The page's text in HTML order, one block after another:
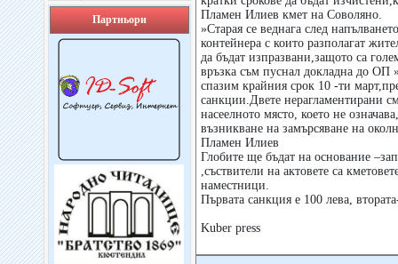
Партньори
Пламен Илиев кмет на Соволяно.
»Старая се веднага след
контейнера с които разполагат
да бъдат изпразвани,защото са
връзка съм пуснал докладна до ОП
спазим крайния срок 10 -ти
санкции.Двете нерагламентирани
насеелното място, което не
възникване на замърсяване на
Пламен Илиев
Глобите ще бъдат на основание
,съствители на актовете са
наместници.
Първата санкция е 100 лева,
Kuber press